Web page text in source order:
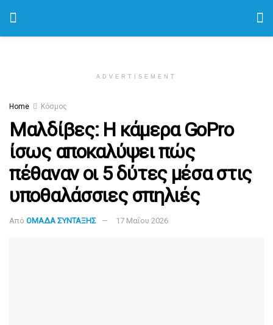
ADVERTISEMENT
Home Κόσμος
Μαλδίβες: Η κάμερα GoPro
ίσως αποκαλύψει πώς
πέθαναν οι 5 δύτες μέσα στις
υποθαλάσσιες σπηλιές
Από ΟΜΑΔΑ ΣΥΝΤΑΞΗΣ 17 Μαΐου 2026